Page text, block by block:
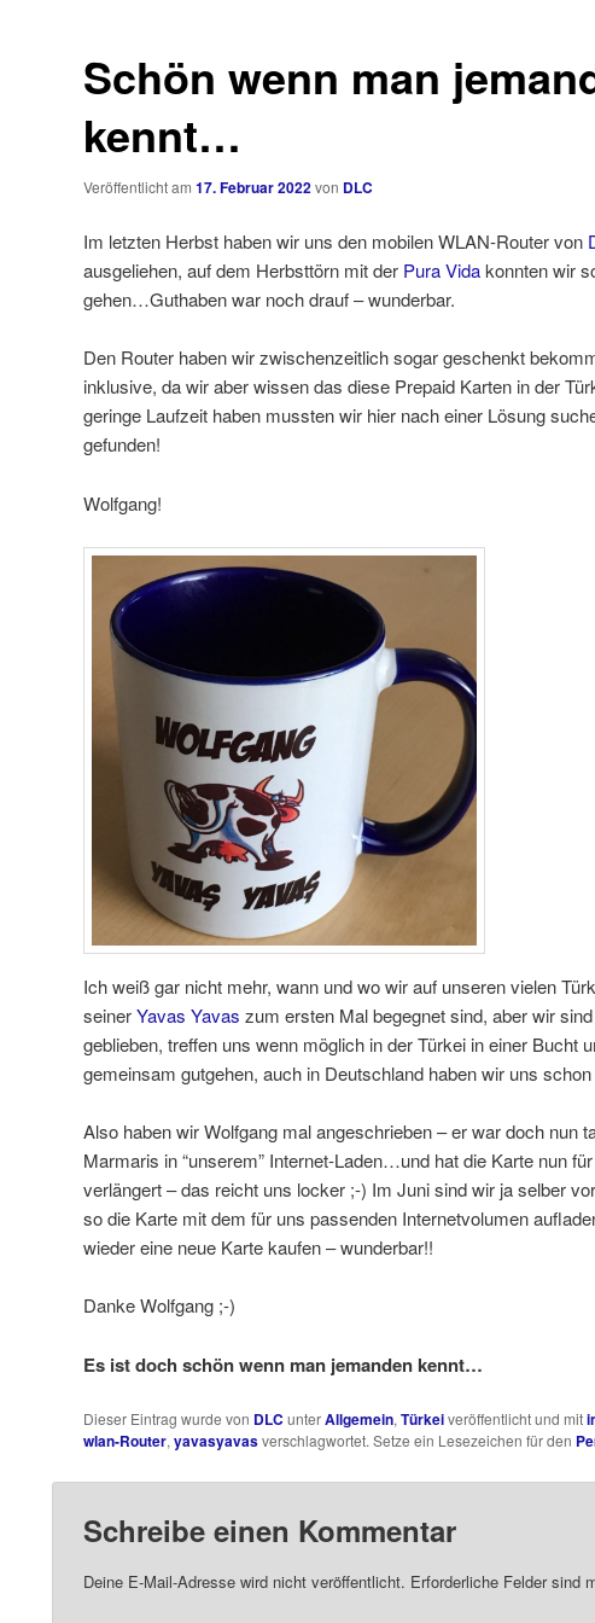
Schön wenn man
kennt…
Veröffentlicht am 17. Februar 2022von DLC
Im letzten Herbst haben wir uns den mobilen WLAN-Router von
ausgeliehen, auf dem Herbsttörn mit der Pura Vidakonnten wir
gehen…Guthaben war noch drauf – wunderbar.
Den Router haben wir zwischenzeitlich sogar geschenkt
inklusive, da wir aber wissen das diese Prepaid Karten in der
geringe Laufzeit haben mussten wir hier nach einer Lösung
gefunden!
Wolfgang!
Ich weiß gar nicht mehr, wann und wo wir auf unseren vielen
seinerYavas Yavas zum ersten Mal begegnet sind, aber wir
geblieben, treffen uns wenn möglich in der Türkei in einer Bucht
gemeinsam gutgehen, auch in Deutschland haben wir uns
Also haben wir Wolfgang mal angeschrieben – er war doch nun
Marmaris in “unserem” Internet-Laden…und hat die Karte nun
verlängert – das reicht uns locker ;-) Im Juni sind wir ja selber
so die Karte mit dem für uns passenden Internetvolumen
wieder eine neue Karte kaufen – wunderbar!!
Danke Wolfgang ;-)
Es ist doch schön wenn man jemanden kennt…
Dieser Eintrag wurde von DLC unterAllgemein, Türkeiveröffentlicht und mit
wlan-Router, yavasyavasverschlagwortet. Setze ein Lesezeichen für den
Schreibe einen Kommentar
Deine E-Mail-Adresse wird nicht veröffentlicht. Erforderliche Felder sind